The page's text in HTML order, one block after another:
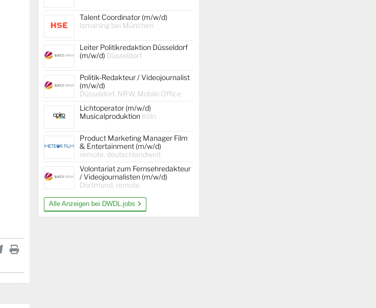
Talent Coordinator (m/w/d)
Ismaning bei München
Leiter Politikredaktion Düsseldorf
(m/w/d) Düsseldorf
Politik-Redakteur / Videojournalist
(m/w/d)
Düsseldorf, NRW, Mobile Office
Lichtoperator (m/w/d)
Musicalproduktion Köln
Product Marketing Manager Film
& Entertainment (m/w/d)
remote, deutschlandweit
Volontariat zum Fernsehredakteur
/ Videojournalisten (m/w/d)
Dortmund, remote
Alle Anzeigen bei DWDL.jobs